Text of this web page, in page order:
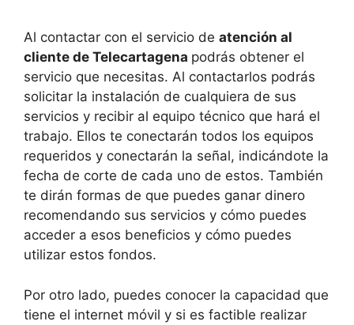
Al contactar con el servicio de atención al
cliente de Telecartagena podrás obtener el
servicio que necesitas. Al contactarlos podrás
solicitar la instalación de cualquiera de sus
servicios y recibir al equipo técnico que hará el
trabajo. Ellos te conectarán todos los equipos
requeridos y conectarán la señal, indicándote la
fecha de corte de cada uno de estos. También
te dirán formas de que puedes ganar dinero
recomendando sus servicios y cómo puedes
acceder a esos beneficios y cómo puedes
utilizar estos fondos.
Por otro lado, puedes conocer la capacidad que
tiene el internet móvil y si es factible realizar